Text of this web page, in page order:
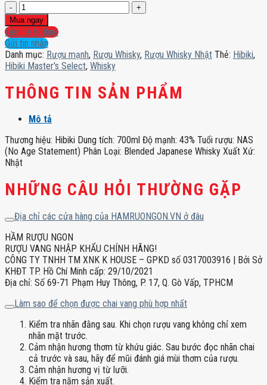
Hibiki
Master's
Select
số
lượng
Mua ngay
Liên hệ hotline
Gửi tin nhắn
Danh mục: Rượu mạnh, Rượu Whisky, Rượu Whisky Nhật Thẻ: Hibiki,
Hibiki Master's Select, Whisky
THÔNG TIN SẢN PHẨM
Mô tả
Thương hiệu: Hibiki Dung tích: 700ml Độ mạnh: 43% Tuổi rượu: NAS
(No Age Statement) Phân Loại: Blended Japanese Whisky Xuất Xứ:
Nhật
NHỮNG CÂU HỎI THƯỜNG GẶP
Địa chỉ các cửa hàng của HAMRUONGON.VN ở đâu
HẦM RƯỢU NGON
RƯỢU VANG NHẬP KHẨU CHÍNH HÃNG!
CÔNG TY TNHH TM XNK K HOUSE – GPKD số 0317003916 | Bởi Sở
KHĐT TP. Hồ Chí Minh cấp: 29/10/2021
Địa chỉ: Số 69-71 Phạm Huy Thông, P. 17, Q. Gò Vấp, TPHCM
Làm sao để chọn được chai vang phù hợp nhất
Kiểm tra nhãn đằng sau. Khi chọn rượu vang không chỉ xem
nhãn mặt trước.
Cảm nhận hương thơm từ khứu giác. Sau bước đọc nhãn chai
cả trước và sau, hãy để mũi đánh giá mùi thơm của rượu.
Cảm nhận hương vị từ lưỡi.
Kiểm tra năm sản xuất.